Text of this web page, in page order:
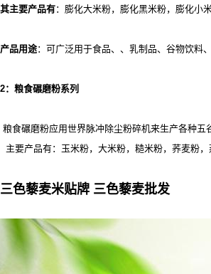
其主要产品有：膨化大米粉，膨化黑米粉，膨化小
产品用途：可广泛用于食品、 、乳制品、谷物饮料
2：粮食碾磨粉系列
粮食碾磨粉应用世界脉冲除尘粉碎机来生产各种五
主要产品有：玉米粉，大米粉，糙米粉，荞麦粉，
三色藜麦米贴牌 三色藜麦批发